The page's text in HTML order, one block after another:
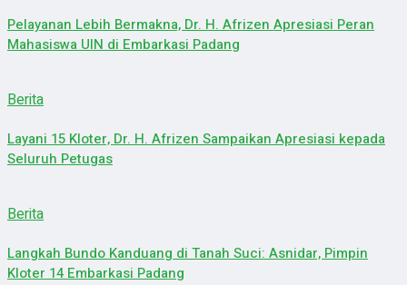
Pelayanan Lebih Bermakna, Dr. H. Afrizen Apresiasi Peran
Mahasiswa UIN di Embarkasi Padang
Berita
Layani 15 Kloter, Dr. H. Afrizen Sampaikan Apresiasi kepada
Seluruh Petugas
Berita
Langkah Bundo Kanduang di Tanah Suci: Asnidar, Pimpin
Kloter 14 Embarkasi Padang